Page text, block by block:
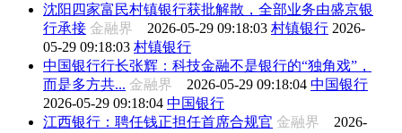
沈阳四家富民村镇银行获批解散，全部业务由盛京银
行承接 金融界 2026-05-29 09:18:03 村镇银行 2026-
05-29 09:18:03 村镇银行
中国银行行长张辉：科技金融不是银行的“独角戏”，
而是多方共... 金融界 2026-05-29 09:18:04 中国银行
2026-05-29 09:18:04 中国银行
江西银行：聘任钱正担任首席合规官 金融界 2026-